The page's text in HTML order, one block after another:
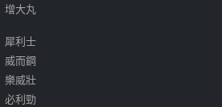
增大丸
犀利士
威而鋼
樂威壯
必利勁